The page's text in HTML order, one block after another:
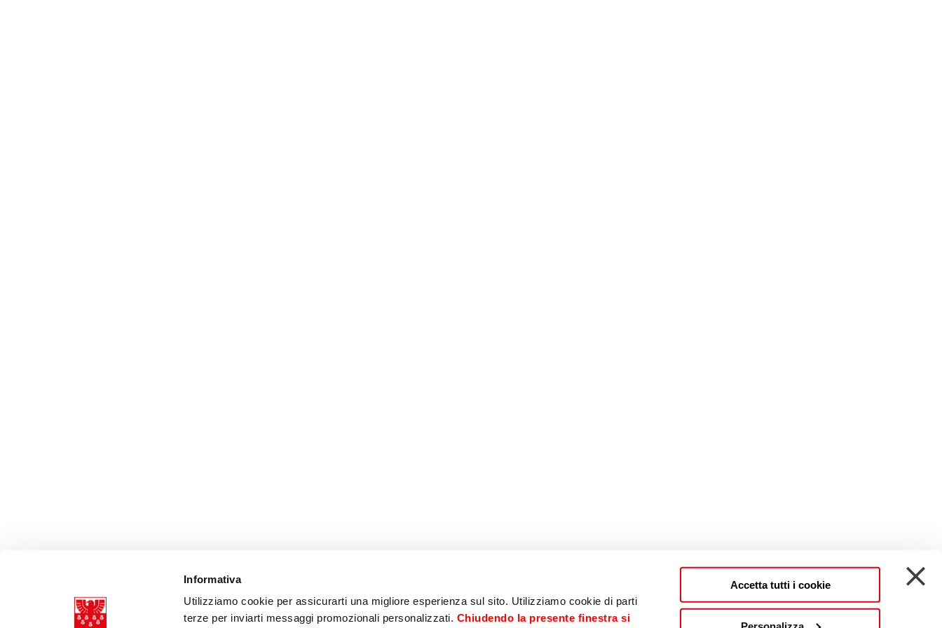
Informativa
Utilizziamo cookie per assicurarti una migliore esperienza sul sito. Utilizziamo cookie di parti
terze per inviarti messaggi promozionali personalizzati. Chiudendo la presente finestra si
Accetta tutti i cookie